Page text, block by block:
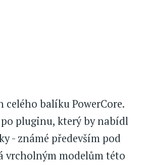
balíku PowerCore.
pluginu, který by nabídl
- známé především pod
vrcholným modelům této